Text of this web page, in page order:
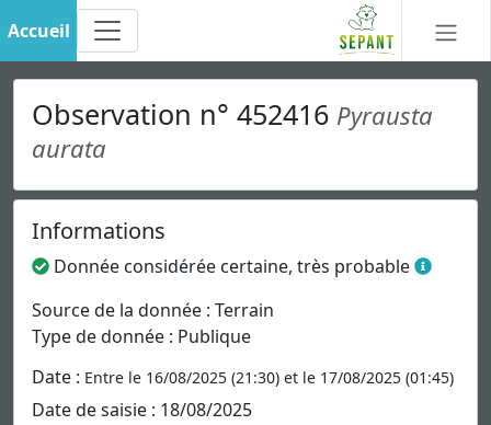
Accueil
Observation n° 452416 Pyrausta
aurata
Informations
Donnée considérée certaine, très probable
Source de la donnée : Terrain
Type de donnée : Publique
Date : Entre le 16/08/2025 (21:30) et le 17/08/2025 (01:45)
Date de saisie : 18/08/2025